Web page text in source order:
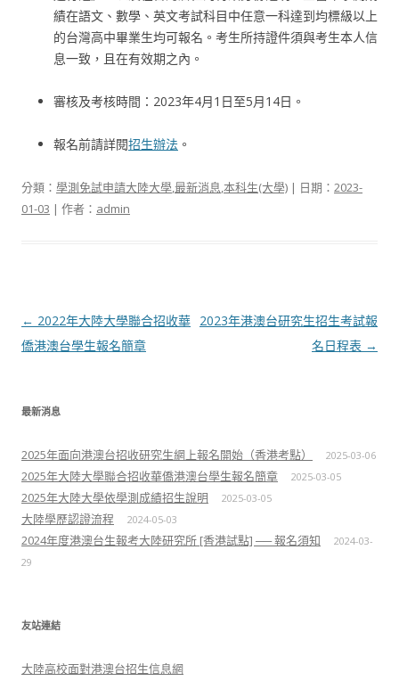
績在語文、數學、英文考試科目中任意一科達到均標級以上
的台灣高中畢業生均可報名。考生所持證件須與考生本人信
息一致，且在有效期之內。
審核及考核時間：2023年4月1日至5月14日。
報名前請詳閱招生辦法 。
分類： 學測免試申請大陸大學,最新消息,本科生(大學) | 日期： 2023-
01-03 | 作者： admin
文章導航列
← 2022年大陸大學聯合招收華
僑港澳台學生報名簡章
2023年港澳台研究生招生考試報
名日程表 →
最新消息
2025年面向港澳台招收研究生網上報名開始（香港考點） 2025-03-06
2025年大陸大學聯合招收華僑港澳台學生報名簡章 2025-03-05
2025年大陸大學依學測成績招生說明 2025-03-05
大陸學歷認證流程 2024-05-03
2024年度港澳台生報考大陸研究所 [香港試點] ── 報名須知
2024-03-
29
友站連結
大陸高校面對港澳台招生信息網